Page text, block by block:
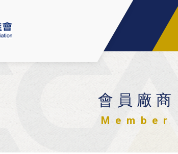
會員廠商
Member